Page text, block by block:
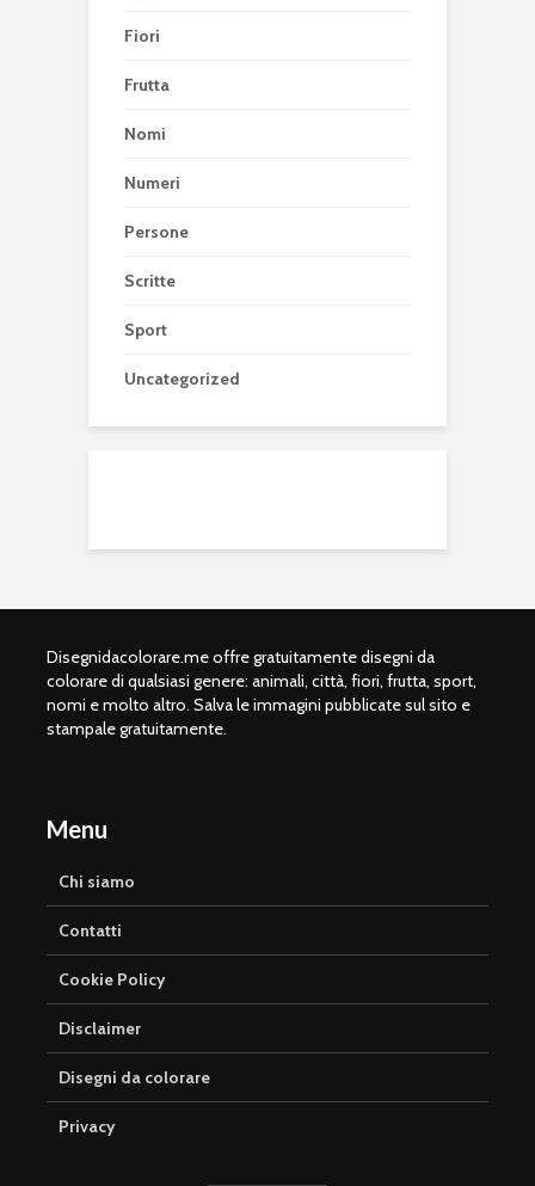
Fiori
Frutta
Nomi
Numeri
Persone
Scritte
Sport
Uncategorized
Disegnidacolorare.me offre gratuitamente disegni da
colorare di qualsiasi genere: animali, città, fiori, frutta, sport,
nomi e molto altro. Salva le immagini pubblicate sul sito e
stampale gratuitamente.
Menu
Chi siamo
Contatti
Cookie Policy
Disclaimer
Disegni da colorare
Privacy